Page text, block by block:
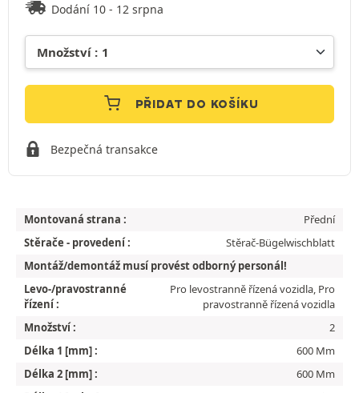
Dodání 10 - 12 srpna
PŘIDAT DO KOŠÍKU
Bezpečná transakce
Montovaná strana :
Přední
Stěrače - provedení :
Stěrač-Bügelwischblatt
Montáž/demontáž musí provést odborný personál!
Levo-/pravostranné
řízení :
Pro levostranně řízená vozidla, Pro
pravostranně řízená vozidla
Množství :
2
Délka 1 [mm] :
600 Mm
Délka 2 [mm] :
600 Mm